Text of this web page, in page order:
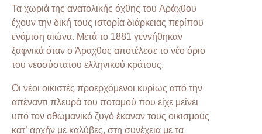
Τα χωριά της ανατολικής όχθης του Αράχθου
έχουν την δική τους ιστορία διάρκειας περίπου
ενάμιση αιώνα. Μετά το 1881 γεννήθηκαν
ξαφνικά όταν ο Άραχθος αποτέλεσε το νέο όριο
του νεοσύστατου ελληνικού κράτους.
Οι νέοι οικιστές προερχόμενοι κυρίως από την
απέναντι πλευρά του ποταμού που είχε μείνει
υπό τον οθωμανικό ζυγό έκαναν τους οικισμούς
κατ’ αρχήν με καλύβες, στη συνέχεια με τα